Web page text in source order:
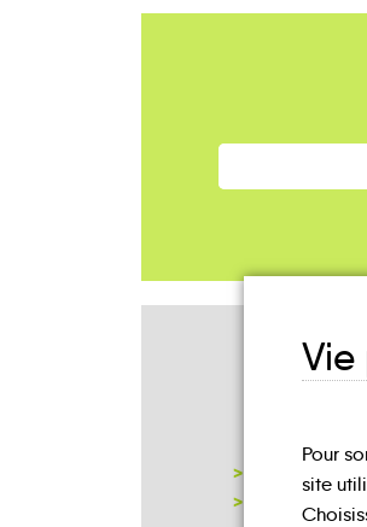
MAIRIE
NOTRE
Vie
Pour
site